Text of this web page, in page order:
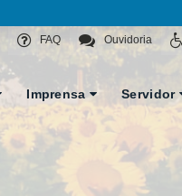
Ouvidoria
FAQ
Imprensa Servidor